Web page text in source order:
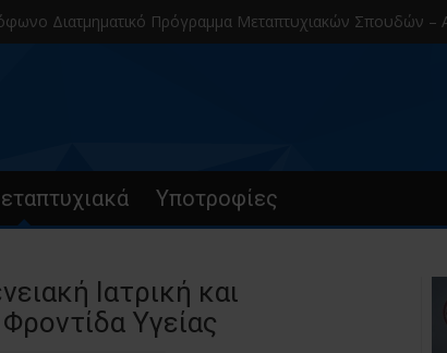
Πρόγραμμα Μεταπτυχιακών Σπουδών – Α.Π.Θ.
Υποτροφίες
Ιατρική και
Υγείας